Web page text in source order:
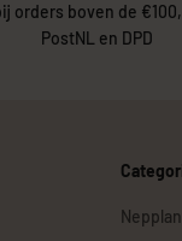
orders boven de
PostNL en DPD